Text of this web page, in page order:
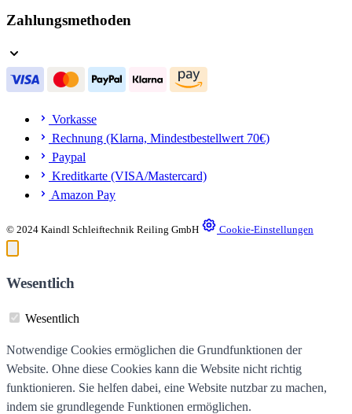
Zahlungsmethoden
Vorkasse
Rechnung (Klarna, Mindestbestellwert 70€)
Paypal
Kreditkarte (VISA/Mastercard)
Amazon Pay
© 2024 Kaindl Schleiftechnik Reiling GmbH Cookie-Einstellungen
Wesentlich
Wesentlich
Notwendige Cookies ermöglichen die Grundfunktionen der
Website. Ohne diese Cookies kann die Website nicht richtig
funktionieren. Sie helfen dabei, eine Website nutzbar zu machen,
indem sie grundlegende Funktionen ermöglichen.